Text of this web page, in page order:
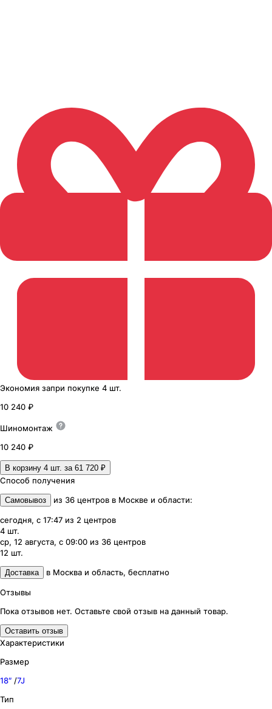
Экономия запри покупке 4 шт.
10 240 ₽
Шиномонтаж
10 240 ₽
В корзину 4 шт. за 61 720 ₽
Способ получения
Самовывоз из 36 центров в Москве и области:
сегодня, с 17:47 из 2 центров
4 шт.
ср, 12 августа, с 09:00 из 36 центров
12 шт.
Доставка в Москва и область, бесплатно
Отзывы
Пока отзывов нет. Оставьте свой отзыв на данный товар.
Оставить отзыв
Характеристики
Размер
18″ /7J
Тип